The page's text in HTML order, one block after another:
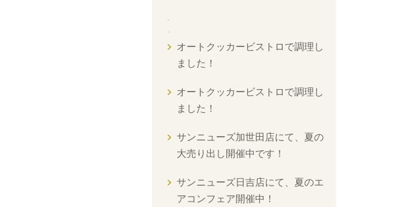
オートクッカービストロで調理し
ました！
オートクッカービストロで調理し
ました！
サンニューズ加世田店にて、夏の
大売り出し開催中です！
サンニューズ日吉店にて、夏のエ
アコンフェア開催中！